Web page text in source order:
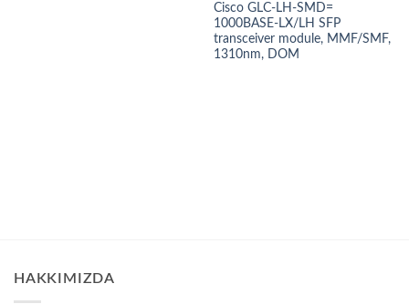
Cisco GLC-LH-SMD=
1000BASE-LX/LH SFP
transceiver module, MMF/SMF,
1310nm, DOM
HAKKIMIZDA